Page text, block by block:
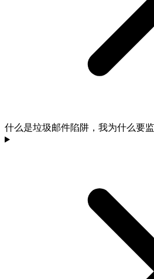
什么是垃圾邮件陷阱，我为什么要